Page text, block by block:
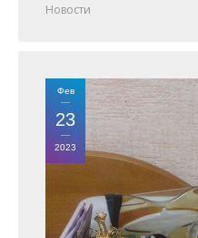
Новости
Фев
23
2023